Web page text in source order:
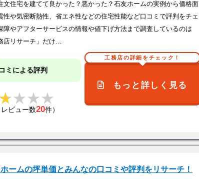
文住宅を建てて良かった？悪かった？石友ホームの実例から価格面
性や気密断熱性、省エネ性などの住宅性能など口コミで評判をチェ
障やアフターサービスの情報や値下げ方法まで調査しているのは
店リサーチ」だけ…
ミによる評判
レビュー数20件）
工務店の詳細をチェック！
もっと詳しく見る
ームの坪単価とみんなの口コミや評判をリサーチ！